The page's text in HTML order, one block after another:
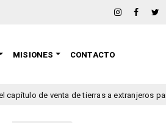
MISIONES CONTACTO
venta de tierras a extranjeros para salvar